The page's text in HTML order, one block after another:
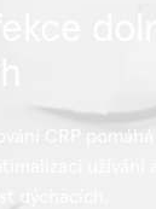
CRP
dýchacích.